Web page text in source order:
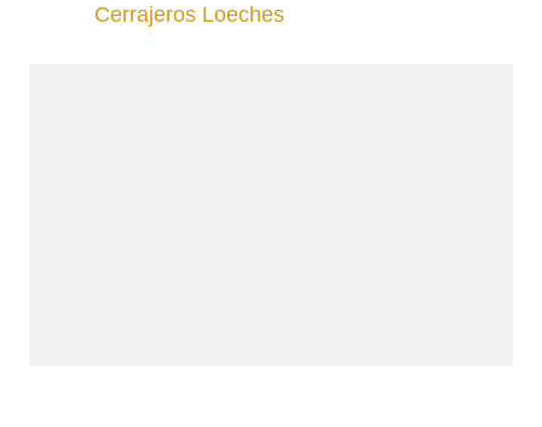
Cerrajeros Loeches